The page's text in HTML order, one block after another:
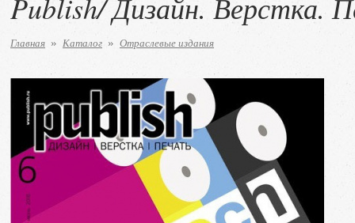
Главная » Каталог » Отраслевые издания